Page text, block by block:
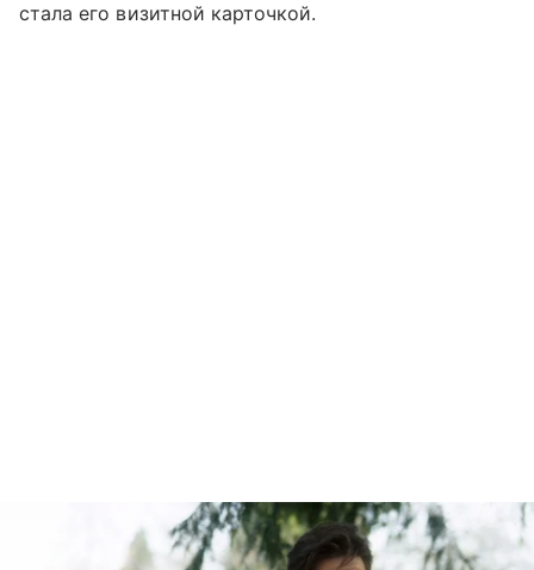
стала его визитной карточкой.